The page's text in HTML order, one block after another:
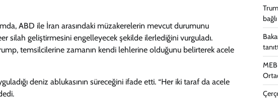
ABD ile İran arasındaki müzakerelerin mevcut durumunu
silah geliştirmesini engelleyecek şekilde ilerlediğini vurguladı.
temsilcilerine zamanın kendi lehlerine olduğunu belirterek acele
deniz ablukasının süreceğini ifade etti. “Her iki taraf da acele